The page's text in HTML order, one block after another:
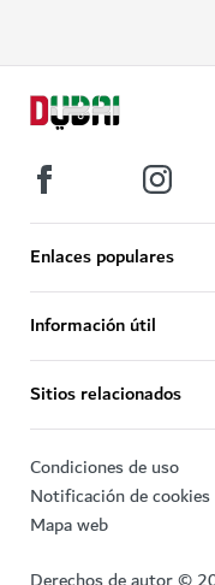
Enlaces populares
Información útil
Sitios relacionados
Condiciones de uso
Notificación de cookies
Mapa web